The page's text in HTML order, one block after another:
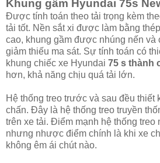
Khung gầm Hyundai 75s
Được tính toán theo tải trọng kèm
tải tốt. Nền sắt xi được làm bằng
cao, khung gầm được nhúng nến và
giảm thiếu ma sát. Sự tính toán có
khung chiếc xe Hyundai 75 s thành
hơn, khả năng chịu quá tải lớn.
Hệ thống treo trước và sau đều thiết
chấn. Đây là hệ thống treo truyền
trên xe tải. Điểm mạnh hệ thống treo
nhưng nhược điểm chính là khi xe
không êm ái chút nào.